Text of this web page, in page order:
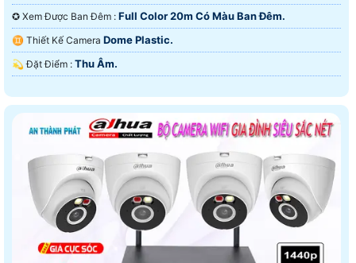
✪ Xem Được Ban Đêm : Full Color 20m Có Màu Ban Ðêm.
♊ Thiết Kế Camera Dome Plastic.
️💫 Đặt Điểm : Thu Âm.